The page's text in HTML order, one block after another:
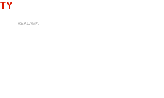
REKLAMA